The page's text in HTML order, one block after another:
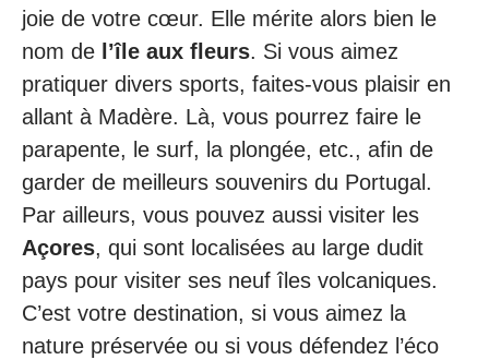
joie de votre cœur. Elle mérite alors bien le
nom de l’île aux fleurs. Si vous aimez
pratiquer divers sports, faites-vous plaisir en
allant à Madère. Là, vous pourrez faire le
parapente, le surf, la plongée, etc., afin de
garder de meilleurs souvenirs du Portugal.
Par ailleurs, vous pouvez aussi visiter les
Açores, qui sont localisées au large dudit
pays pour visiter ses neuf îles volcaniques.
C’est votre destination, si vous aimez la
nature préservée ou si vous défendez l’éco